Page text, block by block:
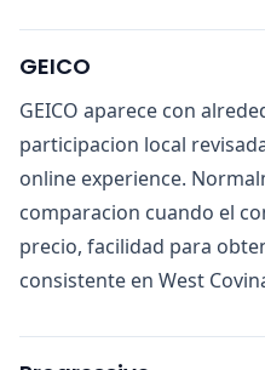
GEICO
GEICO aparece con
participacion local
online experience.
comparacion cuando el
precio, facilidad para
consistente en West